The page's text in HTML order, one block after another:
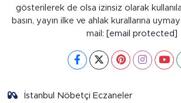
gösterilerek de olsa izinsiz olarak
basın, yayın ilke ve ahlak kurallarına
mail: [email protected]
İstanbul Nöbetçi Eczaneler